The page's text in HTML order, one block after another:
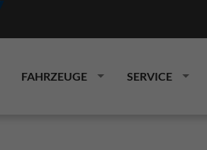
FAHRZEUGE SERVICE